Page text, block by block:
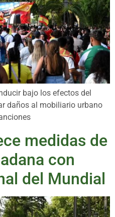
bajo los efectos del
daños al mobiliario urbano
medidas de
con
del Mundial